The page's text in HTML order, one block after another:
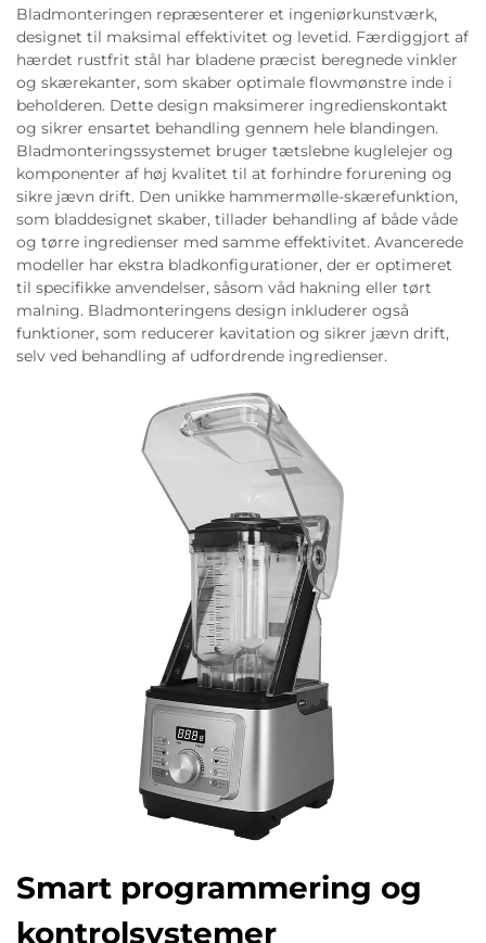
Bladmonteringen repræsenterer et ingeniørkunstværk,
designet til maksimal effektivitet og levetid. Færdiggjort af
hærdet rustfrit stål har bladene præcist beregnede vinkler
og skærekanter, som skaber optimale flowmønstre inde i
beholderen. Dette design maksimerer ingredienskontakt
og sikrer ensartet behandling gennem hele blandingen.
Bladmonteringssystemet bruger tætslebne kuglelejer og
komponenter af høj kvalitet til at forhindre forurening og
sikre jævn drift. Den unikke hammermølle-skærefunktion,
som bladdesignet skaber, tillader behandling af både våde
og tørre ingredienser med samme effektivitet. Avancerede
modeller har ekstra bladkonfigurationer, der er optimeret
til specifikke anvendelser, såsom våd hakning eller tørt
malning. Bladmonteringens design inkluderer også
funktioner, som reducerer kavitation og sikrer jævn drift,
selv ved behandling af udfordrende ingredienser.
Smart programmering og
kontrolsystemer